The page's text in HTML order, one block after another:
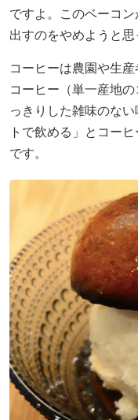
ですよ。このベーコ
出すのをやめようと
コーヒーは農園や生
コーヒー（単一産地
っきりした雑味のな
トで飲める」とコー
です。